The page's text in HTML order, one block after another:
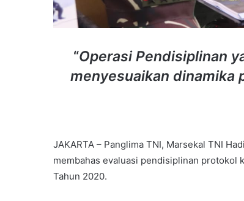
“Operasi Pendisiplinan
menyesuaikan dinamika
JAKARTA – Panglima TNI, Marsekal TNI
membahas evaluasi pendisiplinan
Tahun 2020.